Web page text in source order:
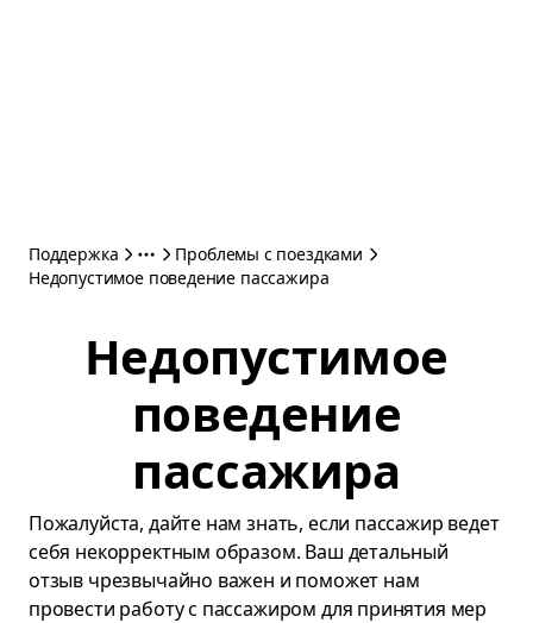
Поддержка
Проблемы с поездками
Недопустимое поведение пассажира
Недопустимое
поведение
пассажира
Пожалуйста, дайте нам знать, если пассажир ведет
себя некорректным образом. Ваш детальный
отзыв чрезвычайно важен и поможет нам
провести работу с пассажиром для принятия мер